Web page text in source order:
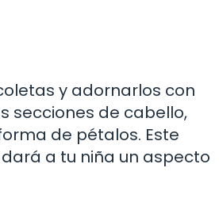
y adornarlos con
secciones de cabello,
de pétalos. Este
a tu niña un aspecto